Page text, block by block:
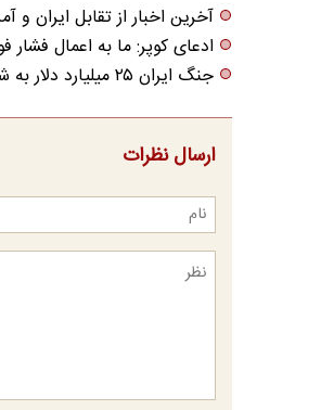
آخرین اخبار از تقابل ایران
ادعای کوپر: ما به اعمال فشار
جنگ ایران ۲۵ میلیارد دلار به شرکت‌های جهانی تحمیل کرد
ارسال نظرات